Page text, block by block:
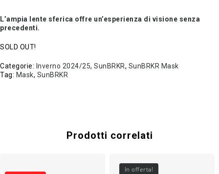
L’ampia lente sferica offre un’esperienza di visione senza
precedenti.
SOLD OUT!
Categorie: Inverno 2024/25, SunBRKR, SunBRKR Mask
Tag: Mask, SunBRKR
Prodotti correlati
In offerta!